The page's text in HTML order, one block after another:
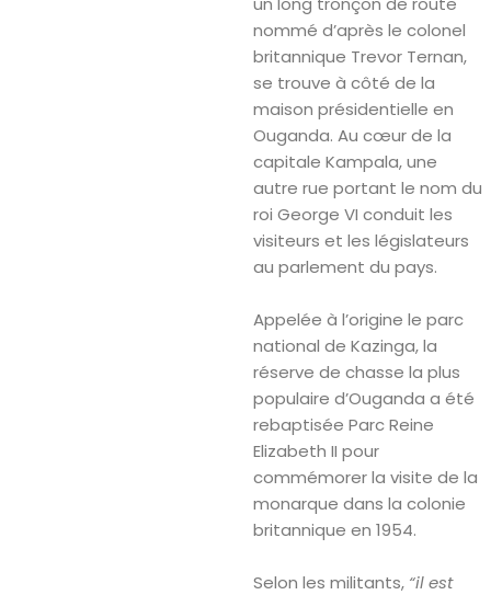
nommé d’après le colonel
britannique Trevor Ternan,
se trouve à côté de la
maison présidentielle en
Ouganda. Au cœur de la
capitale Kampala, une
autre rue portant le nom du
roi George VI conduit les
visiteurs et les législateurs
au parlement du pays.
Appelée à l’origine le parc
national de Kazinga, la
réserve de chasse la plus
populaire d’Ouganda a été
rebaptisée Parc Reine
Elizabeth II pour
commémorer la visite de la
monarque dans la colonie
britannique en 1954.
Selon les militants, “il est